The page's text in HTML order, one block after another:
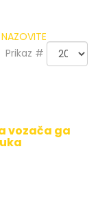
NAZOVITE
Prikaz #
vozača ga